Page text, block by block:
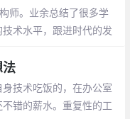
师。业余总结了很多学
术水平，跟进时代的发
法
技术吃饭的，在办公室
错的薪水。重复性的工